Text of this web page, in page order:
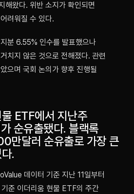
해왔다. 위반 소지가 확인되면
려워질 수 있다.
분 6.55% 인수를 발표했으나
치지 않은 것으로 전해졌다. 관련
으며 국회 논의가 향후 진행될
ETF에서 지난주
순유출됐다. 블랙록
만달러 순유출로 가장 큰
.
데이터 기준 지난 11일부터
준 이더리움 현물 ETF의 주간